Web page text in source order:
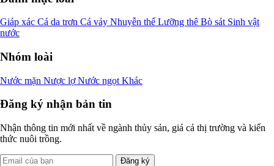
Giáp xác Cá da trơn Cá vảy Nhuyễn thể Lưỡng thê Bò sát Sinh vật
nước
Nhóm loài
Nước mặn Nược lợNước ngọt Khác
Đăng ký nhận bản tin
Nhận thông tin mới nhất về ngành thủy sản, giá cả thị trường và kiến
thức nuôi trồng.
Đăng ký